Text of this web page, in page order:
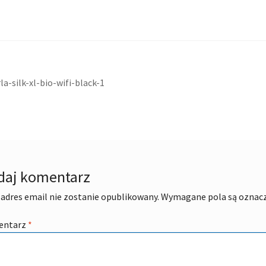
silk-xl-bio-wifi-black-1
komentarz
email nie zostanie opublikowany. Wymagane pola są
*